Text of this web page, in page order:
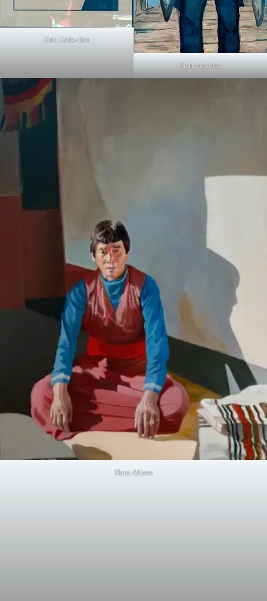
Eric Kerkvliet
Gert versluis
Hans Albers